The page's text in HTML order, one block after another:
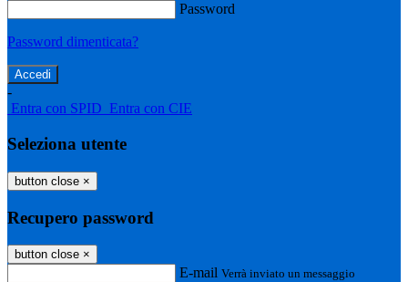
Password
Password dimenticata?
-
Entra con SPID Entra con CIE
Seleziona utente
button close ×
Recupero password
button close ×
E-mail Verrà inviato un messaggio